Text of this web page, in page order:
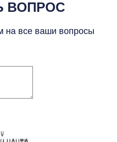
ВОПРОС
на все ваши вопросы